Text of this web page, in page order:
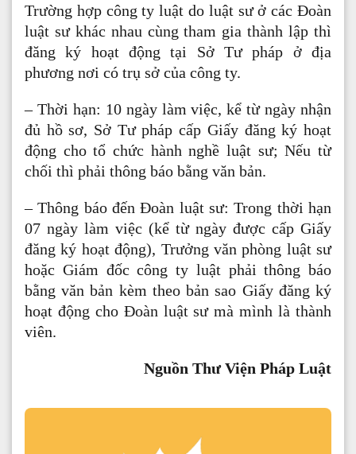
Trường hợp công ty luật do luật sư ở các Đoàn
luật sư khác nhau cùng tham gia thành lập thì
đăng ký hoạt động tại Sở Tư pháp ở địa
phương nơi có trụ sở của công ty.
– Thời hạn: 10 ngày làm việc, kể từ ngày nhận
đủ hồ sơ, Sở Tư pháp cấp Giấy đăng ký hoạt
động cho tổ chức hành nghề luật sư; Nếu từ
chối thì phải thông báo bằng văn bản.
– Thông báo đến Đoàn luật sư: Trong thời hạn
07 ngày làm việc (kể từ ngày được cấp Giấy
đăng ký hoạt động), Trưởng văn phòng luật sư
hoặc Giám đốc công ty luật phải thông báo
bằng văn bản kèm theo bản sao Giấy đăng ký
hoạt động cho Đoàn luật sư mà mình là thành
viên.
Nguồn Thư Viện Pháp Luật